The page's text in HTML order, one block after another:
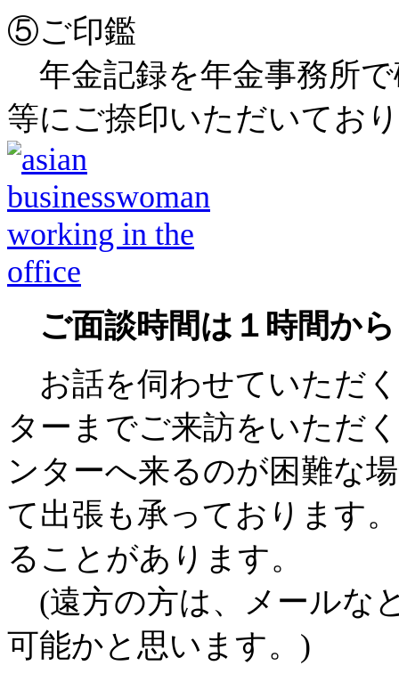
⑤ご印鑑
年金記録を年金事務所
等にご捺印いただいてお
ご面談時間は１時間か
お話を伺わせていただ
ターまでご来訪をいただ
ンターへ来るのが困難な
て出張も承っております
ることがあります。
(遠方の方は、メールな
可能かと思います。)